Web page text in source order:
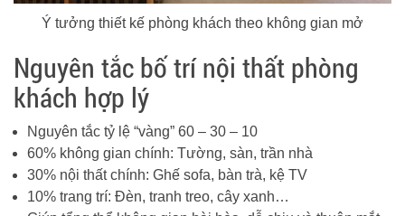
Ý tưởng thiết kế phòng khách theo không gian mở
Nguyên tắc bố trí nội thất phòng
khách hợp lý
Nguyên tắc tỷ lệ “vàng” 60 – 30 – 10
60% không gian chính: Tường, sàn, trần nhà
30% nội thất chính: Ghế sofa, bàn trà, kệ TV
10% trang trí: Đèn, tranh treo, cây xanh…